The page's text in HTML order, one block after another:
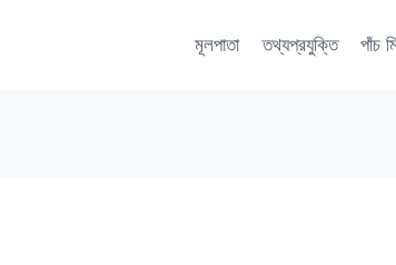
মূলপাতা তথ্যপ্রযুক্তি পাঁচ